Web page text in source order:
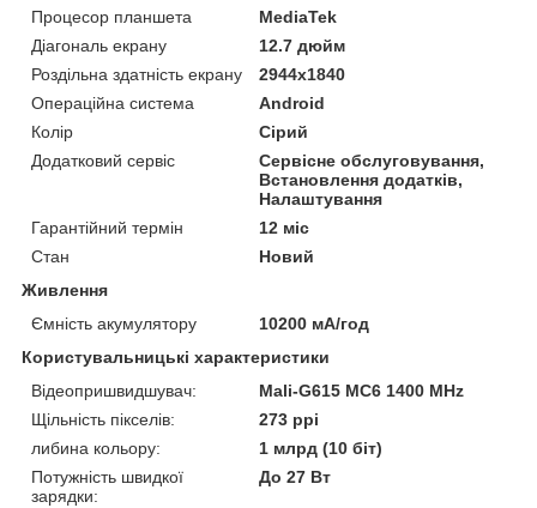
Процесор планшета
MediaTek
Діагональ екрану
12.7 дюйм
Роздільна здатність екрану
2944x1840
Операційна система
Android
Колір
Сірий
Додатковий сервіс
Сервісне обслуговування,
Встановлення додатків,
Налаштування
Гарантійний термін
12 міс
Стан
Новий
Живлення
Ємність акумулятору
10200 мА/год
Користувальницькі характеристики
Відеопришвидшувач:
Mali-G615 MC6 1400 MHz
Щільність пікселів:
273 ppi
либина кольору:
1 млрд (10 біт)
Потужність швидкої
зарядки:
До 27 Вт